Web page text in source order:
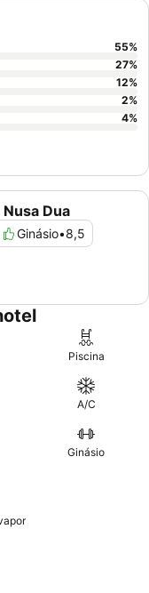
japoneses e
uma
Dua
Ginásio•8,5
55%
27%
12%
2%
4%
Piscina
A/C
Ginásio